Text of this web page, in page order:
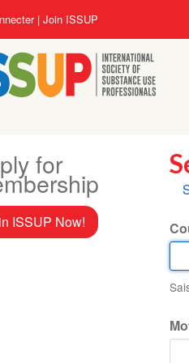
Join ISSUP
for
ISSUP Now!